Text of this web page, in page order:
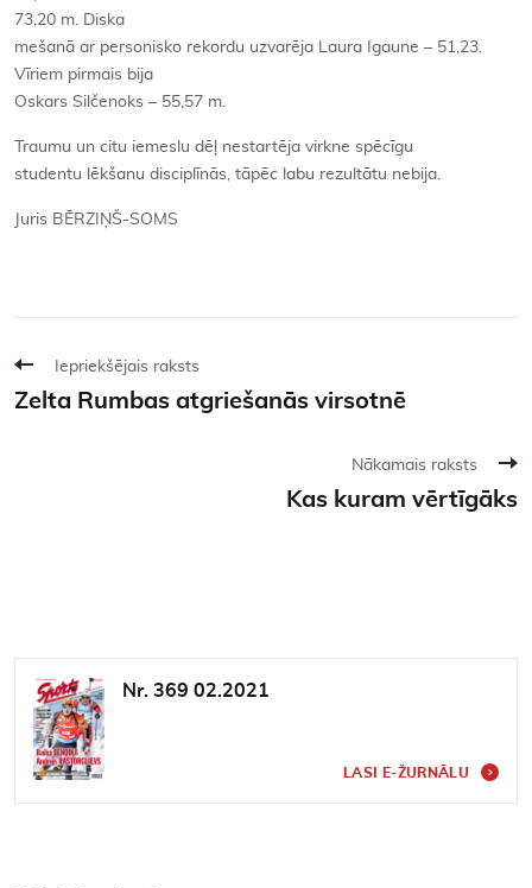
73,20 m. Diska
mešanā ar personisko rekordu uzvarēja Laura Igaune – 51,23.
Vīriem pirmais bija
Oskars Silčenoks – 55,57 m.
Traumu un citu iemeslu dēļ nestartēja virkne spēcīgu
studentu lēkšanu disciplīnās, tāpēc labu rezultātu nebija.
Juris BĒRZIŅŠ-SOMS
Iepriekšējais raksts
Zelta Rumbas atgriešanās virsotnē
Nākamais raksts
Kas kuram vērtīgāks
Nr. 369 02.2021
LASI E-ŽURNĀLU